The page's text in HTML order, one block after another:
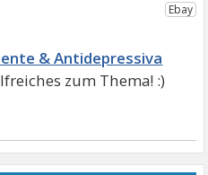
& Antidepressiva